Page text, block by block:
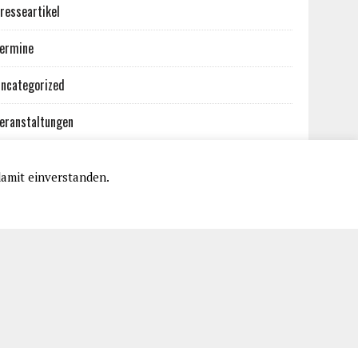
einverstanden.